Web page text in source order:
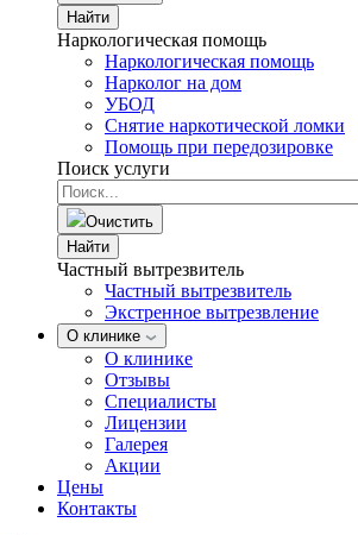
Найти
Наркологическая помощь
Наркологическая помощь
Нарколог на дом
УБОД
Снятие наркотической ломки
Помощь при передозировке
Поиск услуги
Очистить
Найти
Частный вытрезвитель
Частный вытрезвитель
Экстренное вытрезвление
О клинике
О клинике
Отзывы
Специалисты
Лицензии
Галерея
Акции
Цены
Контакты